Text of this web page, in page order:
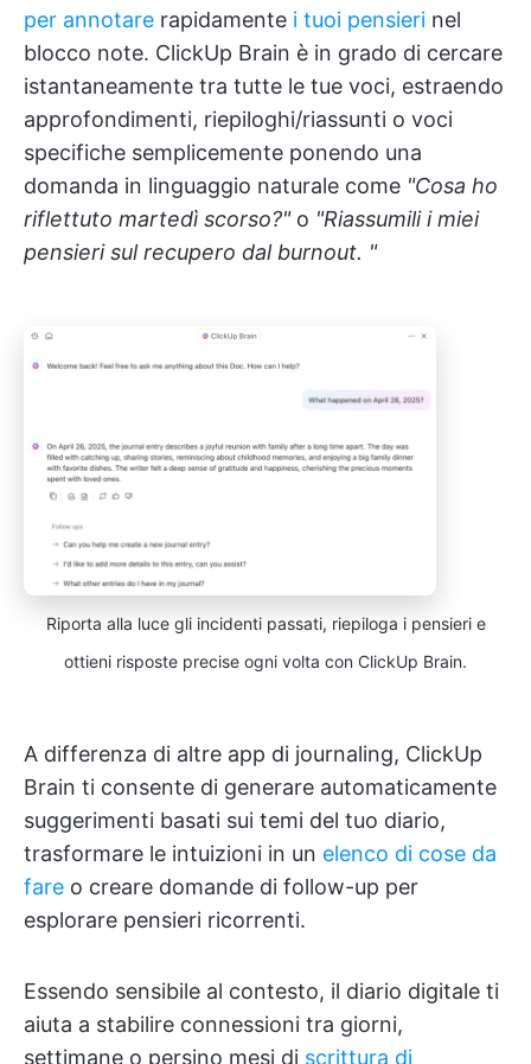
per annotare rapidamente i tuoi pensieri nel
blocco note. ClickUp Brain è in grado di cercare
istantaneamente tra tutte le tue voci, estraendo
approfondimenti, riepiloghi/riassunti o voci
specifiche semplicemente ponendo una
domanda in linguaggio naturale come "Cosa ho
riflettuto martedì scorso?"o "Riassumili i miei
pensieri sul recupero dal burnout. "
Riporta alla luce gli incidenti passati, riepiloga i pensieri e
ottieni risposte precise ogni volta con ClickUp Brain.
A differenza di altre app di journaling, ClickUp
Brain ti consente di generare automaticamente
suggerimenti basati sui temi del tuo diario,
trasformare le intuizioni in un elenco di cose da
fare o creare domande di follow-up per
esplorare pensieri ricorrenti.
Essendo sensibile al contesto, il diario digitale ti
aiuta a stabilire connessioni tra giorni,
settimane o persino mesi di scrittura di